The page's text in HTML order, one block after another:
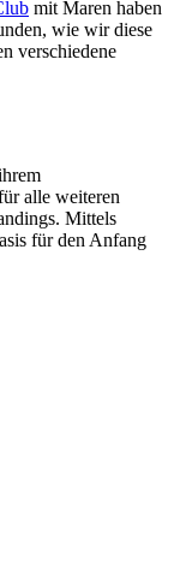
mit Maren haben
wie wir diese
verschiedene
alle weiteren
Mittels
für den Anfang